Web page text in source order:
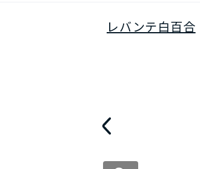
レバンテ白百合